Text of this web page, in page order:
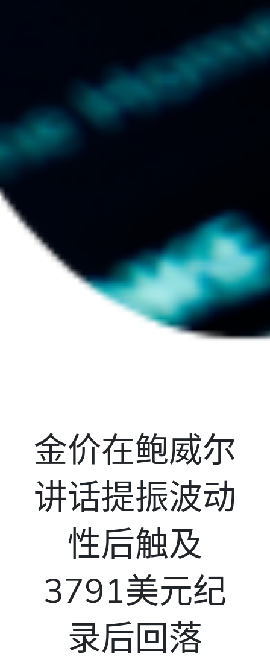
金价在鲍威尔
讲话提振波动
性后触及
3791美元纪
录后回落